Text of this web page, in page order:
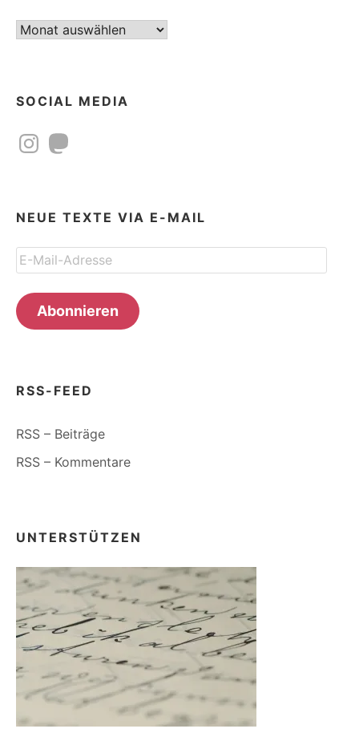
Beitragsarchiv
SOCIAL MEDIA
InstagramMastodon
NEUE TEXTE VIA E-MAIL
E-
Mail-
Adresse
Abonnieren
RSS-FEED
RSS – Beiträge
RSS – Kommentare
UNTERSTÜTZEN